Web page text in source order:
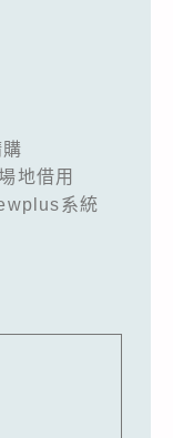
地借用
系統